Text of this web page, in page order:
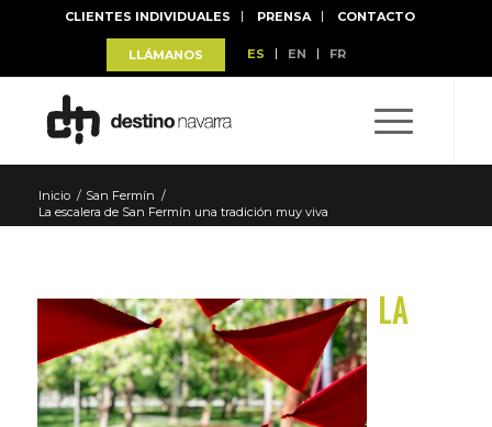
CLIENTES INDIVIDUALES PRENSA CONTACTO
LLÁMANOS ES EN FR
Inicio / San Fermín /
La escalera de San Fermín una tradición muy viva
LA